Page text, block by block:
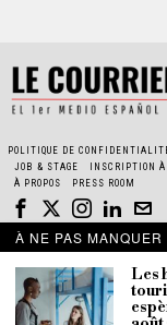
POLITIQUE DE
JOB & STAGE
INSCRIPTION
À PROPOS
PRESS ROOM
À NE PAS MANQUER
Les